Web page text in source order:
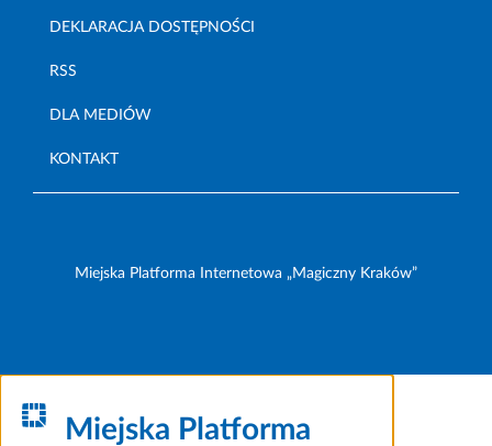
DEKLARACJA DOSTĘPNOŚCI
RSS
DLA MEDIÓW
KONTAKT
Miejska Platforma Internetowa „Magiczny Kraków”
Miejska Platforma